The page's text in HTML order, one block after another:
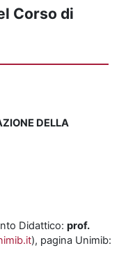
Corso di
DELLA
Didattico: prof.
), pagina Unimib: